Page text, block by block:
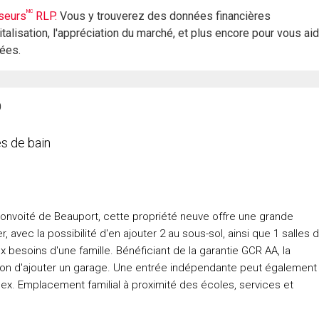
MC RLP. Vous y trouverez des données financières
l'appréciation du marché, et plus encore pour vous
de bain
de Beauport, cette propriété neuve offre une grande
la possibilité d'en ajouter 2 au sous-sol, ainsi que 1 salles
d'une famille. Bénéficiant de la garantie GCR AA, la
d'ajouter un garage. Une entrée indépendante peut également
Emplacement familial à proximité des écoles, services et